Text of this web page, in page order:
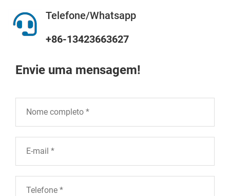
Telefone/Whatsapp
+86-13423663627
Envie uma mensagem!